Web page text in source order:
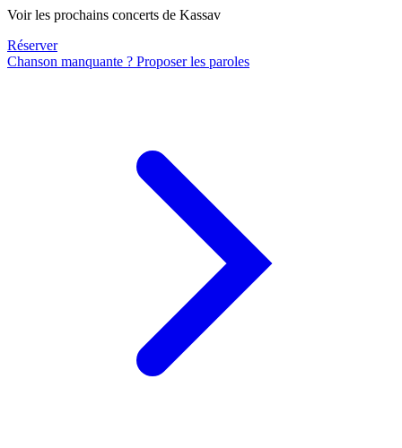
Voir les prochains concerts de Kassav
Réserver
Chanson manquante ? Proposer les paroles